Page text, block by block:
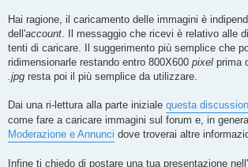
o
Hai ragione, il caricamento delle immagini è
dell'account. Il messaggio che ricevi è relativo alle
tenti di caricare. Il suggerimento più semplice che
ridimensionarle restando entro 800X600 pixel prima
.jpg resta poi il più semplice da utilizzare.
Dai una ri-lettura alla parte iniziale questa
come fare a caricare immagini sul forum e, in
Moderazione e Annunci dove troverai altre
Infine ti chiedo di postare una tua presentazione nell'